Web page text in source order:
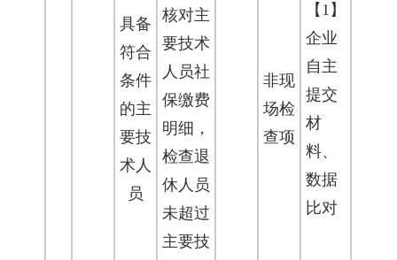
具备
符合
条件
的主
要技
术人
员
核对主
要技术
人员社
保缴费
明细，
检查退
休人员
未超过
主要技
非现
场检
查项
【1】
企业
自主
提交
材
料、
数据
比对